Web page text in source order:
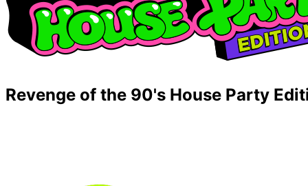
Revenge of the 90's House Party